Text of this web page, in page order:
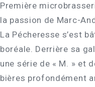
Première
la passion de Marc-
La Pécheresse s’est
boréale. Derrière sa
une série de « M. » et
bières profondément